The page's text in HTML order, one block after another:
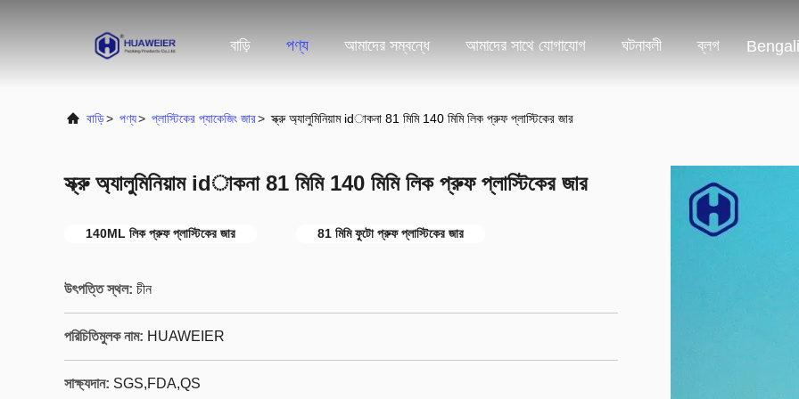
বাড়ি পণ্য আমাদের সম্বন্ধে আমাদের সাথে যোগাযোগ ঘটনাবলী ব্লগ Bengali
বাড়ি> পণ্য> প্লাস্টিকের প্যাকেজিং জার> স্ক্রু অ্যালুমিনিয়াম idাকনা 81 মিমি 140 মিমি লিক প্রুফ প্লাস্টিকের জার
স্ক্রু অ্যালুমিনিয়াম idাকনা 81 মিমি 140 মিমি লিক প্রুফ প্লাস্টিকের জার
140ML লিক প্রুফ প্লাস্টিকের জার 81 মিমি ফুটো প্রুফ প্লাস্টিকের জার
উৎপত্তি স্থল: চীন
পরিচিতিমুলক নাম: HUAWEIER
সাক্ষ্যদান: SGS,FDA,QS